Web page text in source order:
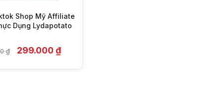
Shop Mỹ Affiliate
Dụng Lydapotato
₫ Giá
299.000₫Giá